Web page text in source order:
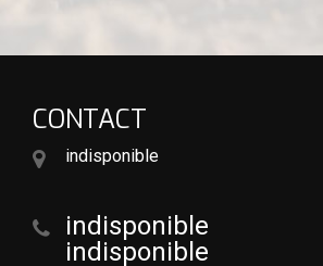
CONTACT
indisponible
indisponible
indisponible